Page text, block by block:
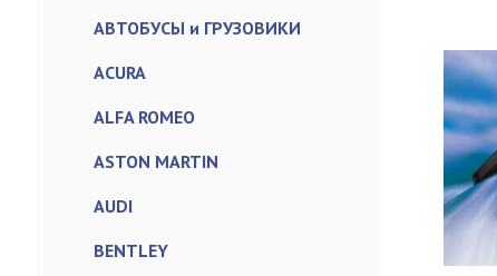
АВТОБУСЫ и ГРУЗОВИКИ
ACURA
ALFA ROMEO
ASTON MARTIN
AUDI
BENTLEY